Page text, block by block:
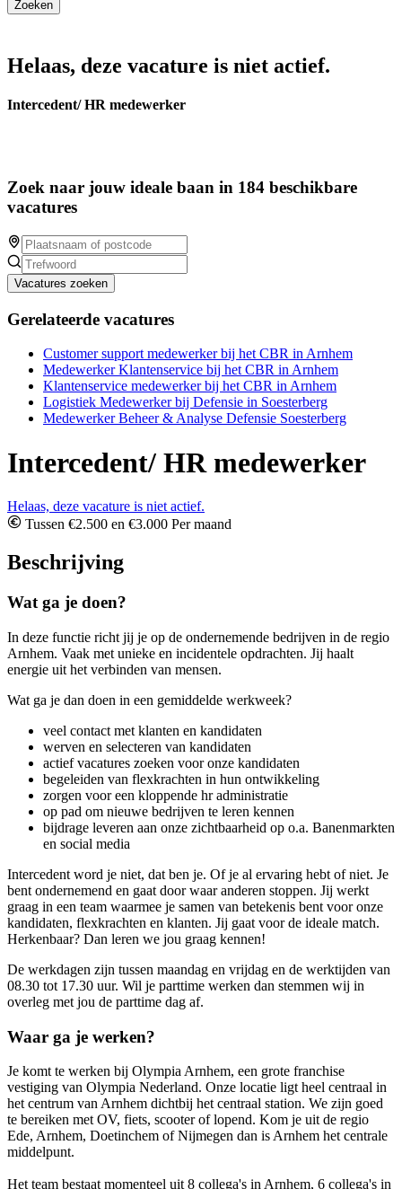
Helaas, deze vacature is niet actief.
Intercedent/ HR medewerker
Zoek naar jouw ideale baan in 184 beschikbare
vacatures
Vacatures zoeken
Gerelateerde vacatures
Customer support medewerker bij het CBR in Arnhem
Medewerker Klantenservice bij het CBR in Arnhem
Klantenservice medewerker bij het CBR in Arnhem
Logistiek Medewerker bij Defensie in Soesterberg
Medewerker Beheer & Analyse Defensie Soesterberg
Intercedent/ HR medewerker
Helaas, deze vacature is niet actief.
Tussen €2.500 en €3.000 Per maand
Beschrijving
Wat ga je doen?
In deze functie richt jij je op de ondernemende bedrijven in de regio
Arnhem. Vaak met unieke en incidentele opdrachten. Jij haalt
energie uit het verbinden van mensen.
Wat ga je dan doen in een gemiddelde werkweek?
veel contact met klanten en kandidaten
werven en selecteren van kandidaten
actief vacatures zoeken voor onze kandidaten
begeleiden van flexkrachten in hun ontwikkeling
zorgen voor een kloppende hr administratie
op pad om nieuwe bedrijven te leren kennen
bijdrage leveren aan onze zichtbaarheid op o.a. Banenmarkten
en social media
Intercedent word je niet, dat ben je. Of je al ervaring hebt of niet. Je
bent ondernemend en gaat door waar anderen stoppen. Jij werkt
graag in een team waarmee je samen van betekenis bent voor onze
kandidaten, flexkrachten en klanten. Jij gaat voor de ideale match.
Herkenbaar? Dan leren we jou graag kennen!
De werkdagen zijn tussen maandag en vrijdag en de werktijden van
08.30 tot 17.30 uur. Wil je parttime werken dan stemmen wij in
overleg met jou de parttime dag af.
Waar ga je werken?
Je komt te werken bij Olympia Arnhem, een grote franchise
vestiging van Olympia Nederland. Onze locatie ligt heel centraal in
het centrum van Arnhem dichtbij het centraal station. We zijn goed
te bereiken met OV, fiets, scooter of lopend. Kom je uit de regio
Ede, Arnhem, Doetinchem of Nijmegen dan is Arnhem het centrale
middelpunt.
Het team bestaat momenteel uit 8 collega's in Arnhem, 6 collega's in